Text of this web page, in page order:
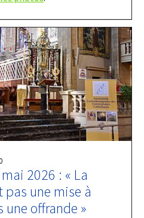
2026 : « La
pas une mise à
offrande »